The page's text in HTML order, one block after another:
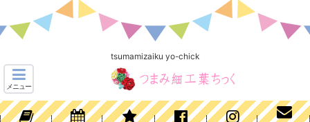
tsumamizaiku yo-chick
メニュー